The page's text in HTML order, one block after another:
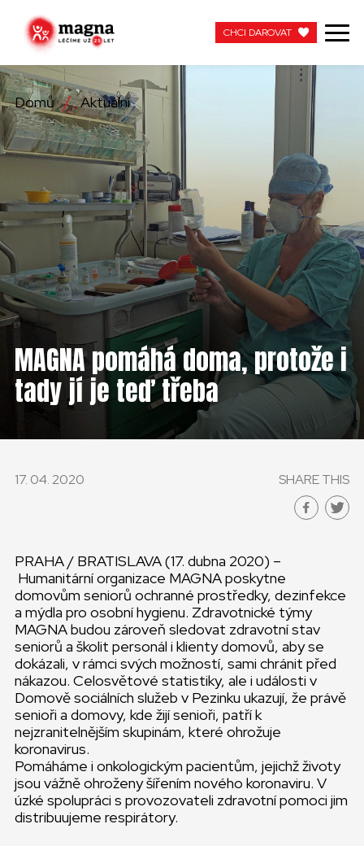
CHCI DAROVAT
NAŠE PRÁCE
AKTUÁLNÍ
ZAPOJTE SE
PRACUJTE S NÁMI
KONTAKTUJTE NÁS
ČESKÁ REPUBLIKA
CHCI DAROVAT
Domů Aktuální
MAGNA pomáhá doma, protože i
tady jí je teď třeba
17. 04. 2020 SHARE THIS
PRAHA / BRATISLAVA (17. dubna 2020) –
Humanitární organizace MAGNA poskytne
domovům seniorů ochranné prostředky, dezinfekce
a mýdla pro osobní hygienu. Zdravotnické týmy
MAGNA budou zároveň sledovat zdravotní stav
seniorů a školit personál i klienty domovů, aby se
dokázali, v rámci svých možností, sami chránit před
nákazou. Celosvětové statistiky, ale i události v
Domově sociálních služeb v Pezinku ukazují, že právě
senioři a domovy, kde žijí senioři, patří k
nejzranitelnějším skupinám, které ohrožuje
koronavirus.
Pomáháme i onkologickým pacientům, jejichž životy
jsou vážně ohroženy šířením nového koronaviru. V
úzké spolupráci s provozovateli zdravotní pomoci jim
distribuujeme respirátory.